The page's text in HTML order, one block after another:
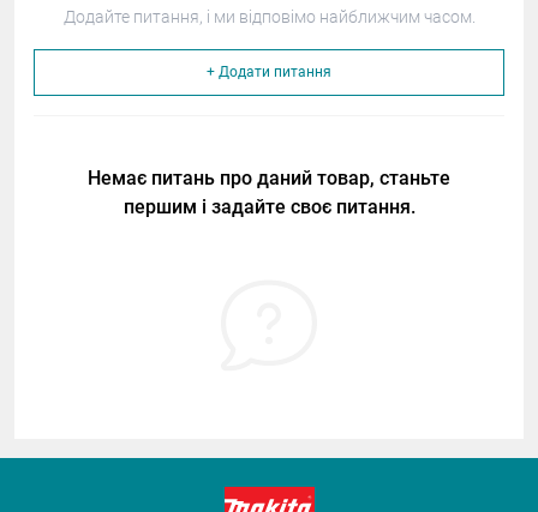
Додайте питання, і ми відповімо найближчим часом.
+ Додати питання
Немає питань про даний товар, станьте
першим і задайте своє питання.